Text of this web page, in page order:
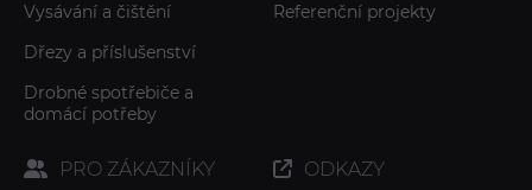
Vysávání a čištění
Dřezy a příslušenství
Drobné spotřebiče a
domácí potřeby
Referenční projekty
PRO ZÁKAZNÍKY ODKAZY